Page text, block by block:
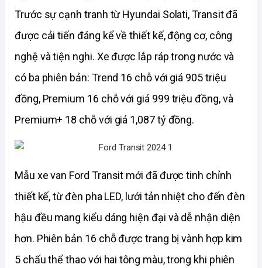
Trước sự cạnh tranh từ Hyundai Solati, Transit đã
được cải tiến đáng kể về thiết kế, động cơ, công
nghệ và tiện nghi. Xe được lắp ráp trong nước và
có ba phiên bản: Trend 16 chỗ với giá 905 triệu
đồng, Premium 16 chỗ với giá 999 triệu đồng, và
Premium+ 18 chỗ với giá 1,087 tỷ đồng.
Mẫu xe van Ford Transit mới đã được tinh chỉnh
thiết kế, từ đèn pha LED, lưới tản nhiệt cho đến đèn
hậu đều mang kiểu dáng hiện đại và dễ nhận diện
hơn. Phiên bản 16 chỗ được trang bị vành hợp kim
5 chấu thể thao với hai tông màu, trong khi phiên